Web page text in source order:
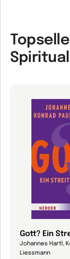
Gott? Ein
Johannes Hartl,
Liessmann